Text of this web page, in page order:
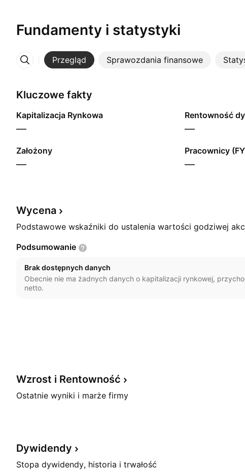
Fundamenty i statystyki
Przegląd Sprawozdania finansowe
Więcej
Kluczowe fakty
Kapitalizacja Rynkowa
— —
Założony
—
Pracownicy
—
Wycena
Podstawowe wskaźniki do ustalenia wartości godziwej
Podsumowanie
Brak dostępnych danych
Obecnie nie ma żadnych danych o kapitalizacji rynkowej,
netto.
Wzrost i Rentowność
Ostatnie wyniki i marże firmy
Dywidendy
Stopa dywidendy, historia i trwałość